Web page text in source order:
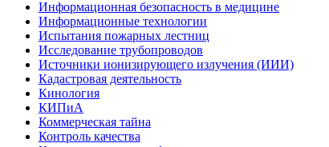
Информационная безопасность в медицине
Информационные технологии
Испытания пожарных лестниц
Исследование трубопроводов
Источники ионизирующего излучения (ИИИ)
Кадастровая деятельность
Кинология
КИПиА
Коммерческая тайна
Контроль качества